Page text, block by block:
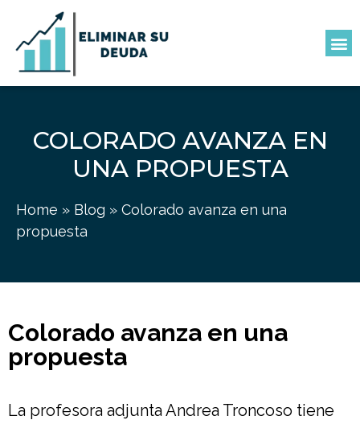
COLORADO AVANZA EN
UNA PROPUESTA
Home » Blog » Colorado avanza en una
propuesta
Colorado avanza en una
propuesta
La profesora adjunta Andrea Troncoso tiene